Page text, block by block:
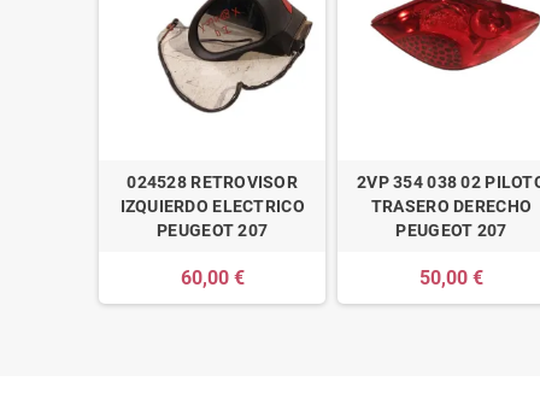
024528 RETROVISOR
IZQUIERDO ELECTRICO
PEUGEOT 207
60,00 €
2VP 354 038 02
TRASERO DERECHO
PEUGEOT 207
50,00 €